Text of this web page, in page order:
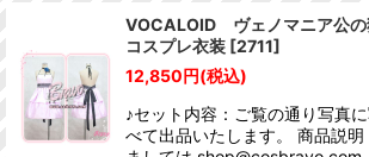
VOCALOID ヴェノマニア公
コスプレ衣装 [2711]
12,850円(税込)
♪セット内容：ご覧の通り写真
べて出品いたします。 商品説明